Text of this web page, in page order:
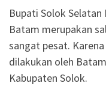
Bupati Solok
Batam merupakan
sangat pesat.
dilakukan oleh
Kabupaten Solok.